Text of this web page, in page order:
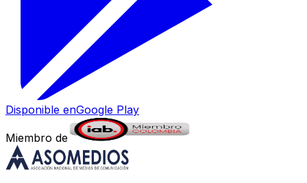
Disponible enGoogle Play
Miembro de